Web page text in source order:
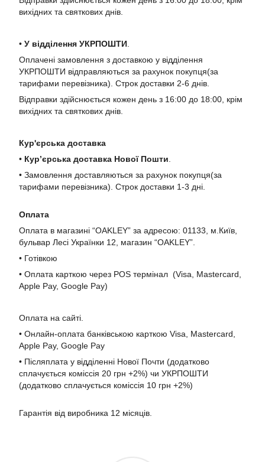
вихідних та святкових днів.
• У відділення УКРПОШТИ
Оплачені замовлення з доставкою у відділення
УКРПОШТИ відправляються за рахунок покупця(за
тарифами перевізника). Строк доставки 2-6 днів.
Відправки здійснюється кожен день з 16:00 до 18:00, крім
вихідних та святкових днів.
Кур'єрська доставка
• Кур’єрська доставка Нової Пошти
• Замовлення доставляються за рахунок покупця(за
тарифами перевізника). Строк доставки 1-3 дні.
Оплата
Оплата в магазині “OAKLEY” за адресою: 01133, м.Київ,
бульвар Лесі Українки 12, магазин “OAKLEY”.
• Готівкою
• Оплата карткою через POS термінал (Visa, Mastercard,
Apple Pay, Google Pay)
Оплата на сайті.
• Онлайн-оплата банківською карткою Visa, Mastercard,
Apple Pay, Google Pay
• Післяплата у відділенні Нової Почти (додатково
сплачується коміссія 20 грн +2%) чи УКРПОШТИ
(додатково сплачується коміссія 10 грн +2%)
Гарантія від виробника 12 місяців.